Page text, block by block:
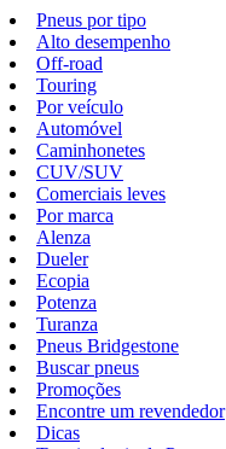
Pneus por tipo
Alto desempenho
Off-road
Touring
Por veículo
Automóvel
Caminhonetes
CUV/SUV
Comerciais leves
Por marca
Alenza
Dueler
Ecopia
Potenza
Turanza
Pneus Bridgestone
Buscar pneus
Promoções
Encontre um revendedor
Dicas